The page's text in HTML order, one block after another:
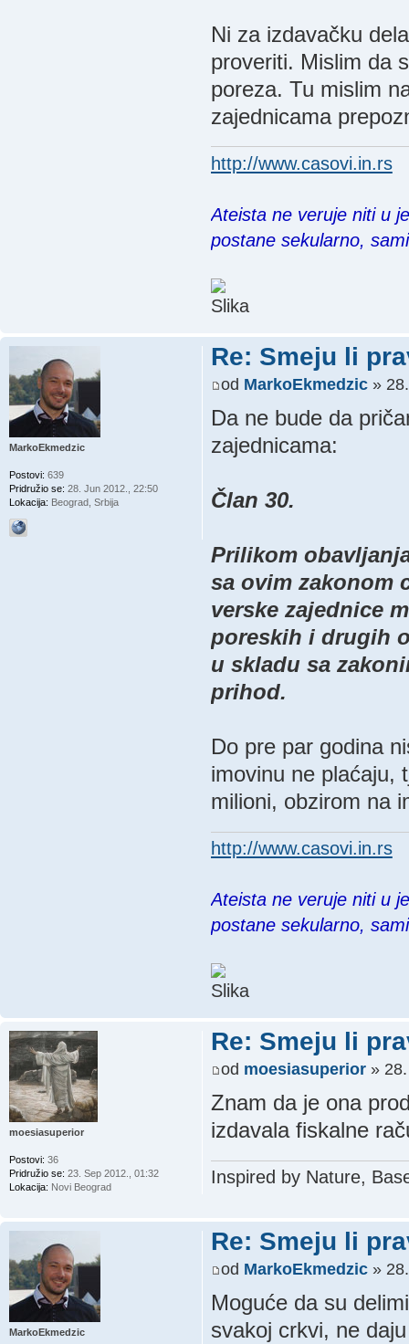
Ni za izdavačku
proveriti. Mislim da
poreza. Tu mislim
zajednicama
http://www.casovi.in.rs
Ateista ne veruje niti u
postane sekularno,
Re: Smeju li
od MarkoEkmedzic»
Da ne bude da
zajednicama:
Član 30.
Prilikom
sa ovim zakonom
verske zajednice
poreskih i drugih
u skladu sa
prihod.
Do pre par godina
imovinu ne plaćaju,
milioni, obzirom na
http://www.casovi.in.rs
Ateista ne veruje niti u
postane sekularno,
MarkoEkmedzic
Postovi: 639
Pridružio se: 28. Jun 2012., 22:50
Lokacija: Beograd, Srbija
Re: Smeju li
od moesiasuperior» 28.
Znam da je ona
izdavala fiskalne
Inspired by Nature,
moesiasuperior
Postovi: 36
Pridružio se: 23. Sep 2012., 01:32
Lokacija: Novi Beograd
Re: Smeju li
od MarkoEkmedzic»
Moguće da su
svakoj crkvi, ne
MarkoEkmedzic